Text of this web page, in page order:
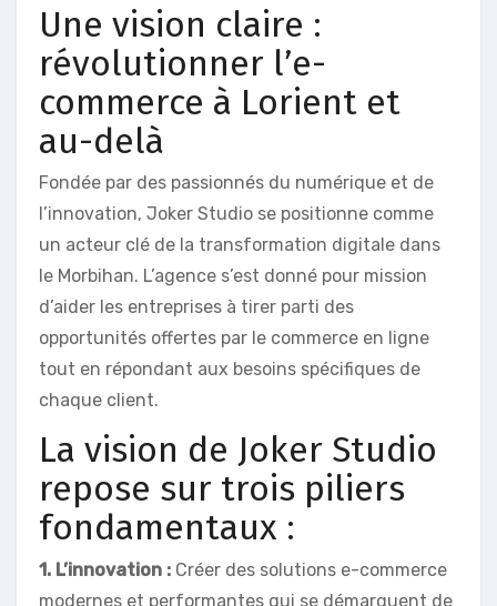
Une vision claire :
révolutionner l’e-
commerce à Lorient et
au-delà
Fondée par des passionnés du numérique et de
l’innovation, Joker Studio se positionne comme
un acteur clé de la transformation digitale dans
le Morbihan. L’agence s’est donné pour mission
d’aider les entreprises à tirer parti des
opportunités offertes par le commerce en ligne
tout en répondant aux besoins spécifiques de
chaque client.
La vision de Joker Studio
repose sur trois piliers
fondamentaux :
1. L’innovation : Créer des solutions e-commerce
modernes et performantes qui se démarquent de